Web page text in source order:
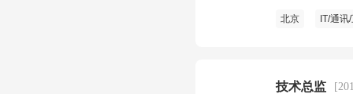
北京 IT/通讯
技术总监